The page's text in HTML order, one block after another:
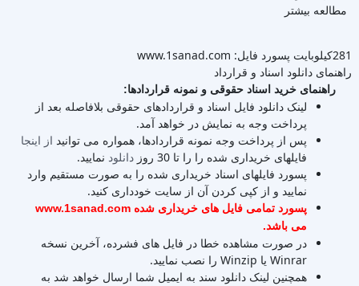
مطالعه بیشتر
281کیلوبایت
پسورد فایل: www.1sanad.com
راهنمای دانلود اسناد و قرارداد
راهنمای خرید اسناد حقوقی و نمونه قراردادها:
لینک دانلود فایل اسناد و قراردادهای حقوقی بلافاصله بعد از
پرداخت وجه به نمایش در خواهد آمد.
پس از پرداخت وجه نمونه قراردادها، همواره می توانید از اینجا
فایلهای خریداری شده را را تا 30 روز
دانلود نمایید.
پسورد فایلهای اسناد خریداری شده را به صورت مستقیم وارد
نمایید و از کپی کردن آن از سایت خودداری کنید.
پسورد تمامی فایل های خریداری شده www.1sanad.com
می باشد.
در صورت مشاهده خطا در فایل های فشرده، آخرین نسخه
Winrar یا Winzip را نصب نمایید.
همچنین لینک دانلود سند به ایمیل شما ارسال خواهد شد به